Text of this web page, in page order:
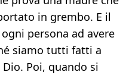
in grembo. E il
persona ad avere
siamo tutti fatti a
Poi, quando si